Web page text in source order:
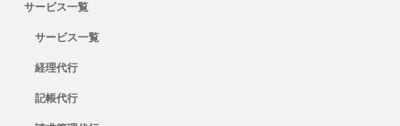
サービス一覧
サービス一覧
経理代行
記帳代行